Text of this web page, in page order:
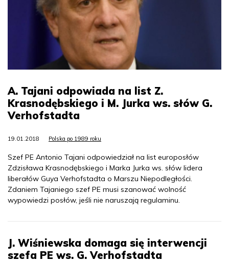
A. Tajani odpowiada na list Z.
Krasnodębskiego i M. Jurka ws. słów G.
Verhofstadta
19.01.2018 Polska po 1989 roku
Szef PE Antonio Tajani odpowiedział na list europosłów
Zdzisława Krasnodębskiego i Marka Jurka ws. słów lidera
liberałów Guya Verhofstadta o Marszu Niepodległości.
Zdaniem Tajaniego szef PE musi szanować wolność
wypowiedzi posłów, jeśli nie naruszają regulaminu.
J. Wiśniewska domaga się interwencji
szefa PE ws. G. Verhofstadta